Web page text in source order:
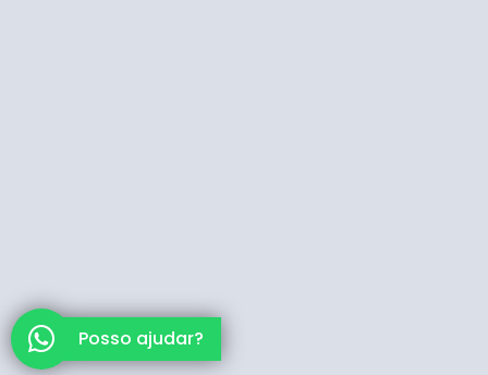
Posso ajudar?